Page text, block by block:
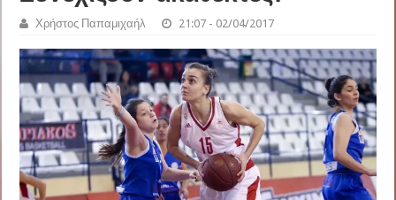
Χρήστος Παπαμιχαήλ 21:07 - 02/04/2017